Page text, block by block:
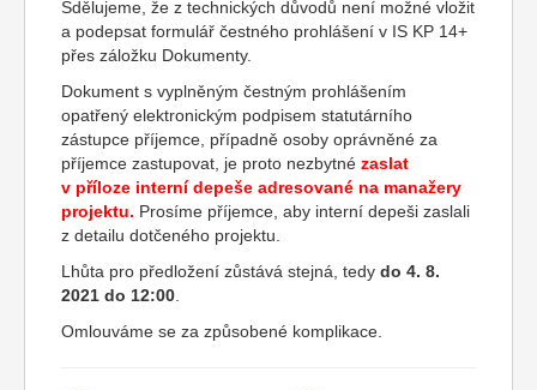
Sdělujeme, že z technických důvodů není možné vložit
a podepsat formulář čestného prohlášení v IS KP 14+
přes záložku Dokumenty.
Dokument s vyplněným čestným prohlášením
opatřený elektronickým podpisem statutárního
zástupce příjemce, případně osoby oprávněné za
příjemce zastupovat, je proto nezbytné zaslat
v příloze interní depeše adresované na manažery
projektu. Prosíme příjemce, aby interní depeši zaslali
z detailu dotčeného projektu.
Lhůta pro předložení zůstává stejná, tedy do 4. 8.
2021 do 12:00
Omlouváme se za způsobené komplikace.